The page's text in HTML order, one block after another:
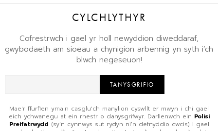
CYLCHLYTHYR
Cofrestrwch i gael yr holl newyddion diweddaraf,
gwybodaeth am sioeau a chynigion arbennig yn syth i’ch
blwch negeseuon!
TANYSGRIFIO
Mae'r ffurflen yma'n casglu'ch manylion cyswllt er mwyn i chi gael
eich ychwanegu at ein rhestr o danysgrifwyr. Darllenwch ein Polisi
Preifatrwydd (sy'n cynnwys sut rydyn ni'n defnyddio cwcis) i gael